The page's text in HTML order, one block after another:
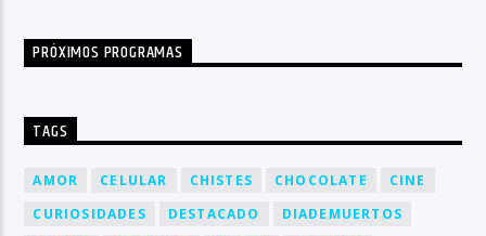
PRÓXIMOS PROGRAMAS
TAGS
AMOR CELULAR CHISTES CHOCOLATE
CINE
CURIOSIDADES
DESTACADO
DIADEMUERTOS